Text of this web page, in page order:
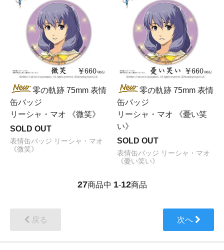
零の軌跡 75mm 表情
缶バッジ
リーシャ・マオ 《微笑》
SOLD OUT
表情缶バッジ リーシャ・マオ
《微笑》
零の軌跡 75mm 表情
缶バッジ
リーシャ・マオ 《憂い笑
い》
SOLD OUT
表情缶バッジ リーシャ・マオ
《憂い笑い》
27商品中 1-12商品
戻る 次へ